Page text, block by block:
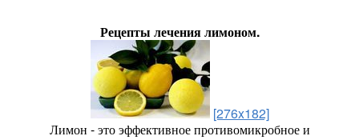
Рецепты лечения лимоном.
[276x182]
Лимон - это эффективное противомикробное и